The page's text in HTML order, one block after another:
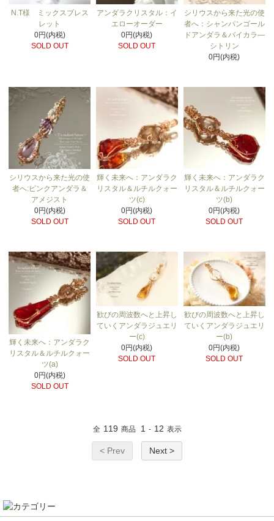
N.T様 ミックスブレス
レット
0円(内税)
SOLD OUT
アンダラクリスタル：イ
エローオーダー
0円(内税)
SOLD OUT
シリウスから来た光の使
者へ：シャンパンゴール
ドアンダラ＆バイカラ―
シトリン
0円(内税)
シリウスから来た光の使
者へ:ピンクアンダラ＆
アメジスト
0円(内税)
SOLD OUT
輝く未来へ：アンダラク
リスタル＆ルチルクォー
ツ(c)
0円(内税)
SOLD OUT
輝く未来へ：アンダラク
リスタル＆ルチルクォー
ツ(b)
0円(内税)
SOLD OUT
輝く未来へ：アンダラク
リスタル＆ルチルクォー
ツ(a)
0円(内税)
SOLD OUT
歓びの周波数へと上昇し
ていくアンダラジュエリ
ー(c)
0円(内税)
SOLD OUT
歓びの周波数へと上昇し
ていくアンダラジュエリ
ー(b)
0円(内税)
SOLD OUT
全 119 商品 1 - 12 表示
< Prev Next >